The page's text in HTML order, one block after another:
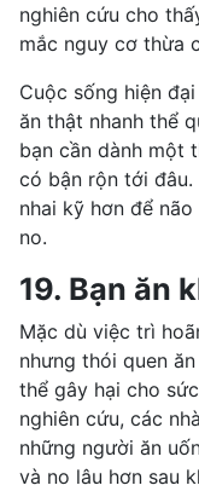
nghiên cứu cho
mắc nguy cơ thừa
Cuộc sống hiện
ăn thật nhanh thể
bạn cần dành một
có bận rộn tới đâu.
nhai kỹ hơn để
no.
19. Bạn ăn
Mặc dù việc trì
nhưng thói quen
thể gây hại cho
nghiên cứu, các
những người ăn
và no lâu hơn sau